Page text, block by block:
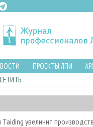
ПРОЕКТЫ ЛПИ
Taiding увеличит